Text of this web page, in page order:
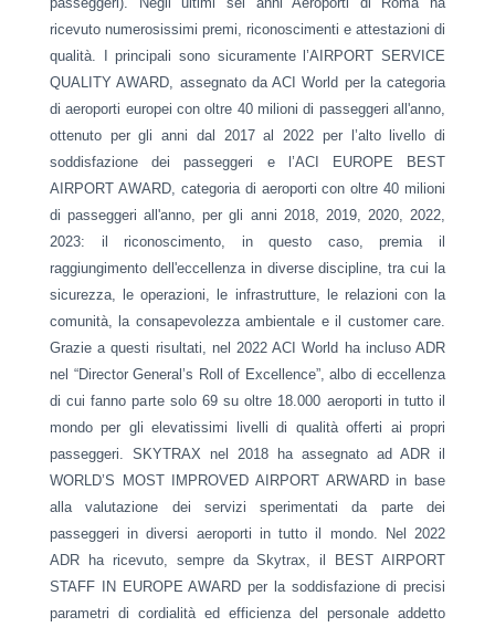
ricevuto numerosissimi premi, riconoscimenti e attestazioni di
qualità. I principali sono sicuramente l’AIRPORT SERVICE
QUALITY AWARD, assegnato da ACI World per la categoria
di aeroporti europei con oltre 40 milioni di passeggeri all'anno,
ottenuto per gli anni dal 2017 al 2022 per l’alto livello di
soddisfazione dei passeggeri e l’ACI EUROPE BEST
AIRPORT AWARD, categoria di aeroporti con oltre 40 milioni
di passeggeri all'anno, per gli anni 2018, 2019, 2020, 2022,
2023: il riconoscimento, in questo caso, premia il
raggiungimento dell'eccellenza in diverse discipline, tra cui la
sicurezza, le operazioni, le infrastrutture, le relazioni con la
comunità, la consapevolezza ambientale e il customer care.
Grazie a questi risultati, nel 2022 ACI World ha incluso ADR
nel “Director General’s Roll of Excellence”, albo di eccellenza
di cui fanno parte solo 69 su oltre 18.000 aeroporti in tutto il
mondo per gli elevatissimi livelli di qualità offerti ai propri
passeggeri. SKYTRAX nel 2018 ha assegnato ad ADR il
WORLD’S MOST IMPROVED AIRPORT ARWARD in base
alla valutazione dei servizi sperimentati da parte dei
passeggeri in diversi aeroporti in tutto il mondo. Nel 2022
ADR ha ricevuto, sempre da Skytrax, il BEST AIRPORT
STAFF IN EUROPE AWARD per la soddisfazione di precisi
parametri di cordialità ed efficienza del personale addetto